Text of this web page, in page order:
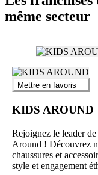
même secteur
Mettre en favoris
KIDS AROUND
Rejoignez le leader
Around ! Découvrez
chaussures et
style et engagement